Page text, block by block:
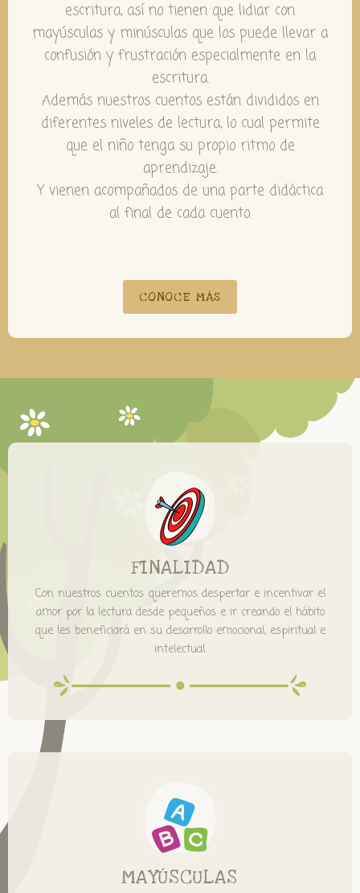
escritura, así no tienen que lidiar con
mayúsculas y minúsculas que los puede llevar a
confusión y frustración especialmente en la
escritura.
Además nuestros cuentos están divididos en
diferentes niveles de lectura, lo cual permite
que el niño tenga su propio ritmo de
aprendizaje.
Y vienen acompañados de una parte didáctica
al final de cada cuento.
CONOCE MÁS
FINALIDAD
Con nuestros cuentos queremos despertar e incentivar el
amor por la lectura desde pequeños e ir creando el hábito
que les beneficiará en su desarrollo emocional, espiritual e
intelectual.
MAYÚSCULAS